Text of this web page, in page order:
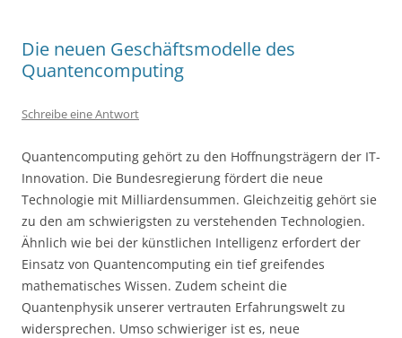
Die neuen Geschäftsmodelle des
Quantencomputing
Schreibe eine Antwort
Quantencomputing gehört zu den Hoffnungsträgern der IT-
Innovation. Die Bundesregierung fördert die neue
Technologie mit Milliardensummen. Gleichzeitig gehört sie
zu den am schwierigsten zu verstehenden Technologien.
Ähnlich wie bei der künstlichen Intelligenz erfordert der
Einsatz von Quantencomputing ein tief greifendes
mathematisches Wissen. Zudem scheint die
Quantenphysik unserer vertrauten Erfahrungswelt zu
widersprechen. Umso schwieriger ist es, neue